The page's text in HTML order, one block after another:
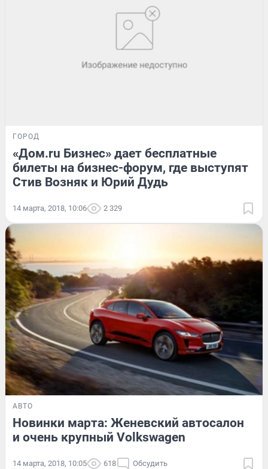
ГОРОД
«Дом.ru Бизнес» дает бесплатные
билеты на бизнес-форум, где выступят
Стив Возняк и Юрий Дудь
14 марта, 2018, 10:06 2 329
АВТО
Новинки марта: Женевский автосалон
и очень крупный Volkswagen
14 марта, 2018, 10:05 618 Обсудить